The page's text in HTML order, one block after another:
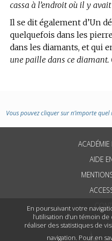
En poursuivant votre
l’utilisation d’un témoin
réaliser des statistiques de
navigation. Pour en
cassa à l’endroit où il y
Il se dit également d’Un
quelquefois dans les
dans les diamants, et qui
une paille dans ce
Vous pouvez cliquer sur n’importe
ACADÉMIE
AIDE